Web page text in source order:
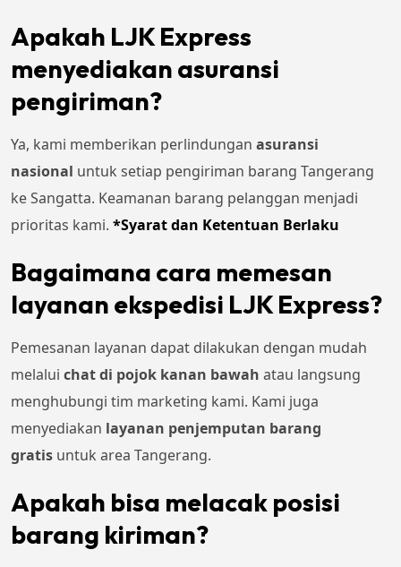
Apakah LJK Express
menyediakan asuransi
pengiriman?
Ya, kami memberikan perlindungan asuransi
nasional untuk setiap pengiriman barang Tangerang
ke Sangatta. Keamanan barang pelanggan menjadi
prioritas kami. *Syarat dan Ketentuan Berlaku
Bagaimana cara memesan
layanan ekspedisi LJK Express?
Pemesanan layanan dapat dilakukan dengan mudah
melalui chat di pojok kanan bawah atau langsung
menghubungi tim marketing kami. Kami juga
menyediakan layanan penjemputan barang
gratis untuk area Tangerang.
Apakah bisa melacak posisi
barang kiriman?